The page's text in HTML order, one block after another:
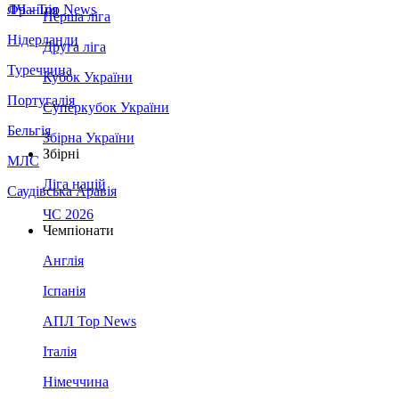
Франція
Нідерланди
Туреччина
Португалія
Бельгія
МЛС
Саудівська Аравія
ЛЧ - Top News
Перша ліга
Друга ліга
Кубок України
Суперкубок України
Збірна України
Збірні
Ліга націй
ЧС 2026
Чемпіонати
Англія
Іспанія
АПЛ Top News
Італія
Німеччина